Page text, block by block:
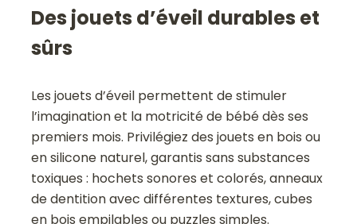
Des jouets d’éveil durables et
sûrs
Les jouets d’éveil permettent de stimuler
l’imagination et la motricité de bébé dès ses
premiers mois. Privilégiez des jouets en bois ou
en silicone naturel, garantis sans substances
toxiques : hochets sonores et colorés, anneaux
de dentition avec différentes textures, cubes
en bois empilables ou puzzles simples.